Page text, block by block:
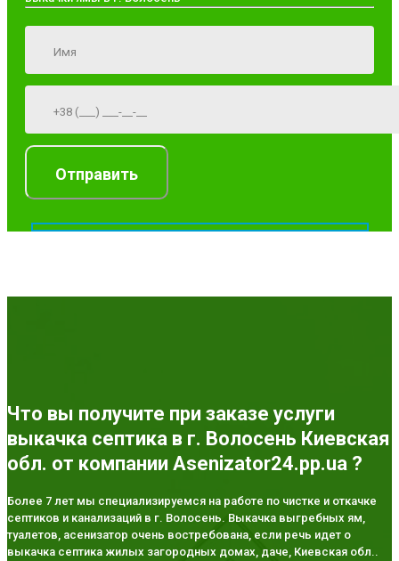
Что вы получите при заказе услуги
выкачка септика в г. Волосень Киевская
обл. от компании Asenizator24.pp.ua ?
Более 7 лет мы специализируемся на работе по чистке и откачке
септиков и канализаций в г. Волосень. Выкачка выгребных ям,
туалетов, асенизатор очень востребована, если речь идет о
выкачка септика жилых загородных домах, даче, Киевская обл..